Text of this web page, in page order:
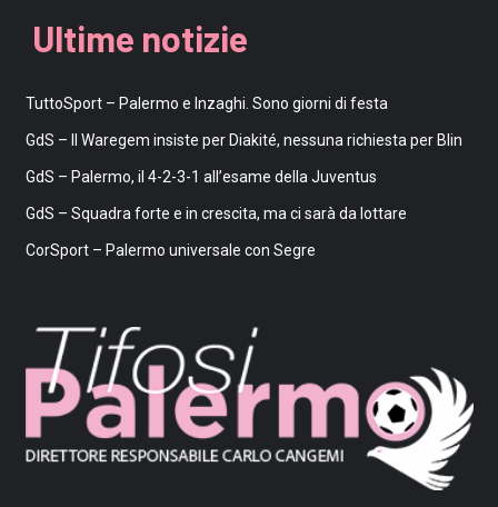
Ultime notizie
TuttoSport – Palermo e Inzaghi. Sono giorni di festa
GdS – Il Waregem insiste per Diakité, nessuna richiesta per Blin
GdS – Palermo, il 4-2-3-1 all’esame della Juventus
GdS – Squadra forte e in crescita, ma ci sarà da lottare
CorSport – Palermo universale con Segre